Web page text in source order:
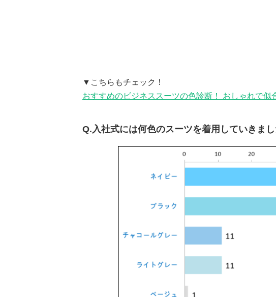
▼こちらもチェック！
おすすめのビジネススーツの色診断！ おしゃれで似
Q.入社式には何色のスーツを着用していきまし